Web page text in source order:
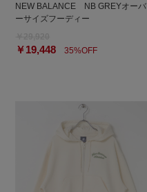
NEW BALANCE NB GREYオーバ
ーサイズフーディー
￥19,448 35%OFF